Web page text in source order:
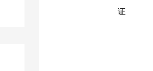
证